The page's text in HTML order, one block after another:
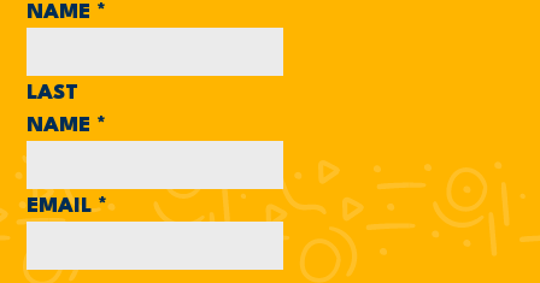
NAME *
LAST
NAME *
EMAIL*